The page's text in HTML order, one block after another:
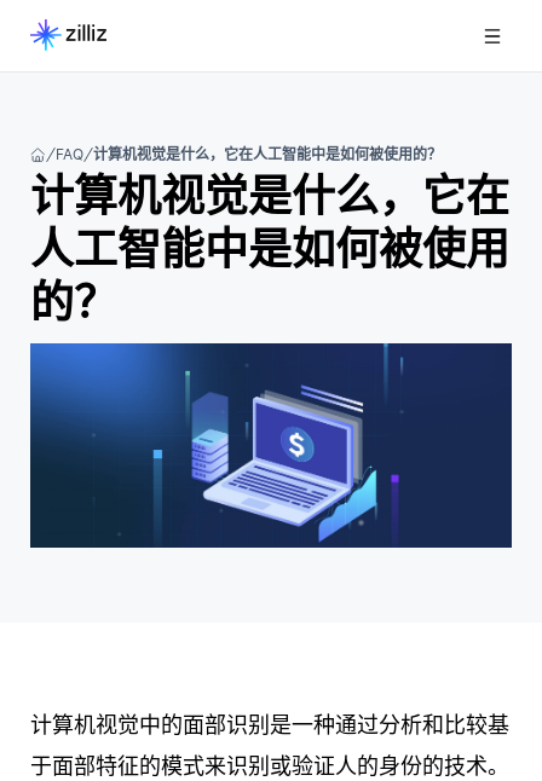
FAQ 计算机视觉是什么，它在人工智能中是如何被使用的？
计算机视觉是什么，它在
人工智能中是如何被使用
的？
计算机视觉中的面部识别是一种通过分析和比较基
于面部特征的模式来识别或验证人的身份的技术。